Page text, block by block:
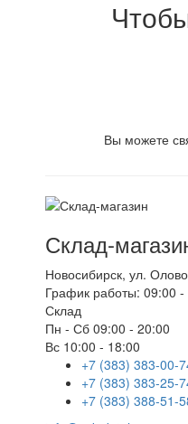
Вы можете
Склад-
Новосибирск, ул.
График работы: 09:00 -
Склад
Пн - Сб 09:00 - 20:00
Вс 10:00 - 18:00
+7 (383) 383-00-
+7 (383) 383-25-
+7 (383) 388-51-